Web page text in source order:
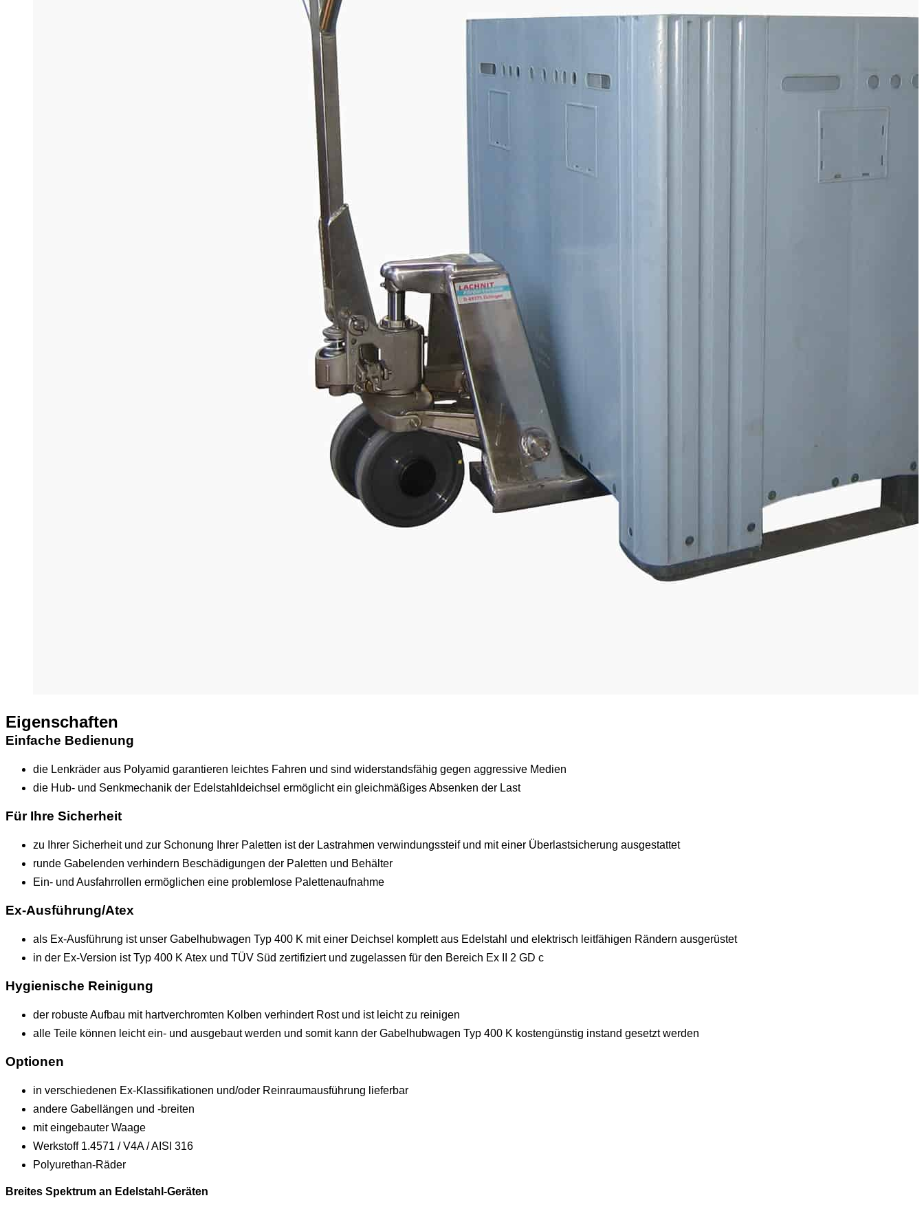
Eigenschaften
Einfache Bedienung
die Lenkräder aus Polyamid garantieren leichtes Fahren und sind widerstandsfähig gegen aggressive Medien
die Hub- und Senkmechanik der Edelstahldeichsel ermöglicht ein gleichmäßiges Absenken der Last
Für Ihre Sicherheit
zu Ihrer Sicherheit und zur Schonung Ihrer Paletten ist der Lastrahmen verwindungssteif und mit einer Überlastsicherung ausgestattet
runde Gabelenden verhindern Beschädigungen der Paletten und Behälter
Ein- und Ausfahrrollen ermöglichen eine problemlose Palettenaufnahme
Ex-Ausführung/Atex
als Ex-Ausführung ist unser Gabelhubwagen Typ 400 K mit einer Deichsel komplett aus Edelstahl und elektrisch leitfähigen Rändern ausgerüstet
in der Ex-Version ist Typ 400 K Atex und TÜV Süd zertifiziert und zugelassen für den Bereich Ex II 2 GD c
Hygienische Reinigung
der robuste Aufbau mit hartverchromten Kolben verhindert Rost und ist leicht zu reinigen
alle Teile können leicht ein- und ausgebaut werden und somit kann der Gabelhubwagen Typ 400 K kostengünstig instand gesetzt werden
Optionen
in verschiedenen Ex-Klassifikationen und/oder Reinraumausführung lieferbar
andere Gabellängen und -breiten
mit eingebauter Waage
Werkstoff 1.4571 / V4A / AISI 316
Polyurethan-Räder
Breites Spektrum an Edelstahl-Geräten